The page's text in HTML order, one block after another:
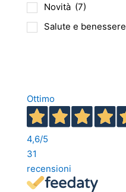
Novità (7)
Salute e benessere
Ottimo
4,6/5
31
recensioni